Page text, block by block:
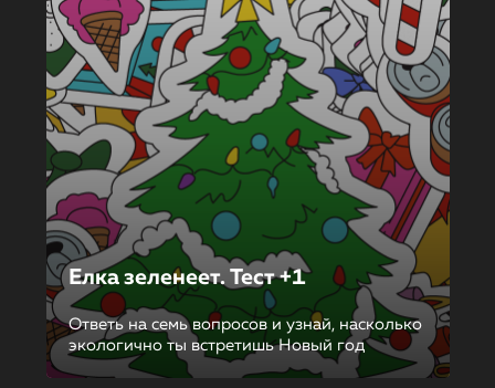
Елка зеленеет. Тест +1
Ответь на семь вопросов и узнай, насколько
экологично ты встретишь Новый год